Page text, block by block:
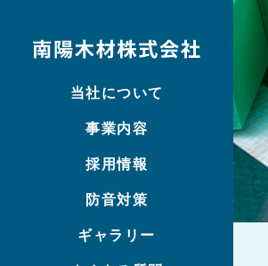
当社について
事業内容
採用情報
防音対策
ギャラリー